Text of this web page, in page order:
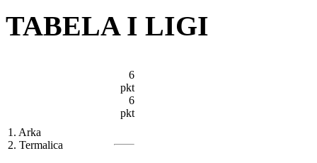
TABELA I LIGI
1. Arka
2. Termalica
6
pkt
6
pkt